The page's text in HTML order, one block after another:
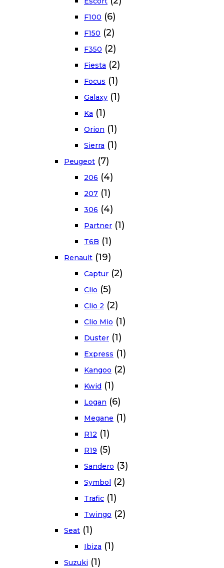
F100 (6)
F150 (2)
F350 (2)
Fiesta (2)
Focus (1)
Galaxy (1)
Ka (1)
Orion (1)
Sierra (1)
Peugeot (7)
206 (4)
207 (1)
306 (4)
Partner (1)
T6B (1)
Renault (19)
Captur (2)
Clio (5)
Clio 2 (2)
Clio Mio (1)
Duster (1)
Express (1)
Kangoo (2)
Kwid (1)
Logan (6)
Megane (1)
R12 (1)
R19 (5)
Sandero (3)
Symbol (2)
Trafic (1)
Twingo (2)
Seat (1)
Ibiza (1)
Suzuki (1)